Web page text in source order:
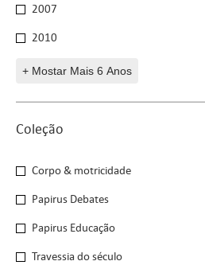
2007
2010
+ Mostar Mais 6 Anos
Coleção
Coleção
Corpo & motricidade
Papirus Debates
Papirus Educação
Travessia do século